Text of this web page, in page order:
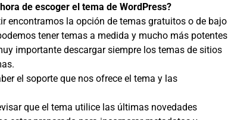
de escoger el tema de WordPress?
encontramos la opción de temas gratuitos o de bajo
tener temas a medida y mucho más potentes
importante descargar siempre los temas de sitios
el soporte que nos ofrece el tema y las
que el tema utilice las últimas novedades